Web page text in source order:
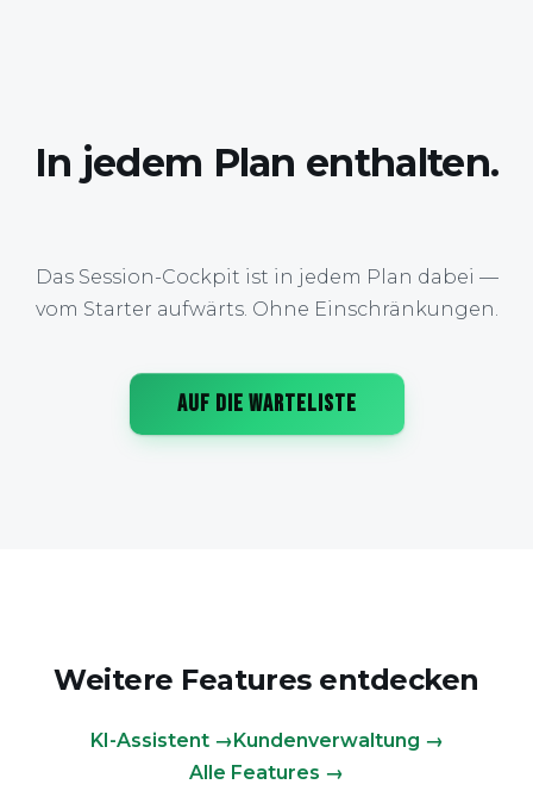
In jedem Plan enthalten.
Das Session-Cockpit ist in jedem Plan dabei —
vom Starter aufwärts. Ohne Einschränkungen.
AUF DIE WARTELISTE
Weitere Features entdecken
KI-Assistent →Kundenverwaltung →
Alle Features →